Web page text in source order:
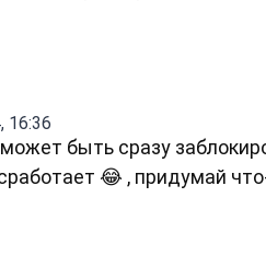
16:36
быть сразу
😂 , придумай